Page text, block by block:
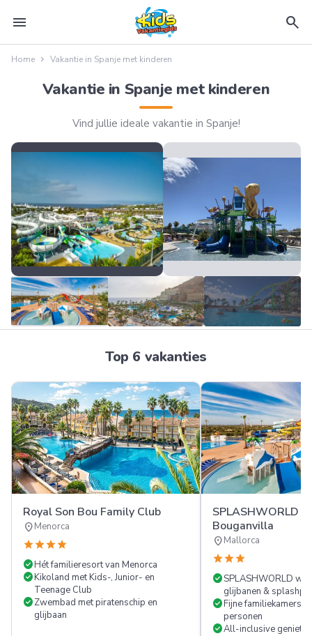
menu search
Home Vakantie in Spanje met kinderen
Vakantie in Spanje met kinderen
Vind jullie ideale vakantie in Spanje!
FOTO'S
Top 6 vakanties
Royal Son Bou Family Club
location_onMenorca
starstarstarstar
check_circleHét familieresort van Menorca
check_circleKikoland met Kids-, Junior- en
Teenage Club
check_circleZwembad met piratenschip en
glijbaan
SPLASHWORLD
Bouganvilla
location_onMallorca
starstarstar
check_circleSPLASHWORLD
glijbanen &
check_circleFijne familiekamers
personen
check_circleAll-inclusive genieten